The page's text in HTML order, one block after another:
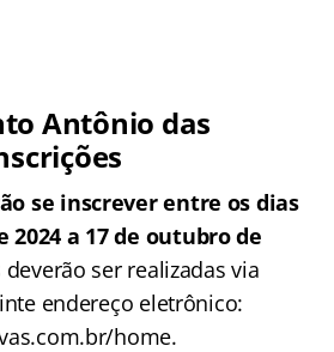
Antônio das
se inscrever entre os dias
2024 a 17 de outubro de
ser realizadas via
endereço eletrônico:
home.